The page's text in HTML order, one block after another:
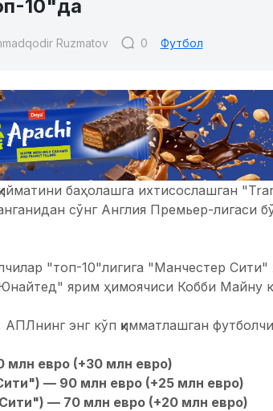
10"да
Ruzmatov 0 Футбол
баҳолашга ихтисослашган
сўнг Англия Премьер-лигаси
"топ-10"лигига "Манчестер Сити"
ярим ҳимоячиси Кобби Майну
АПЛнинг энг кўп қимматлашган
евро (+30 млн евро)
— 90 млн евро (+25 млн евро)
— 70 млн евро (+20 млн евро)